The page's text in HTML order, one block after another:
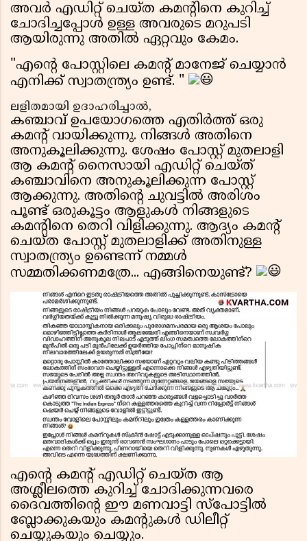
അവർ എഡിറ്റ്‌ ചെയ്ത കമന്റിനെ കുറിച്ച്
ചോദിച്ചപ്പോൾ ഉള്ള അവരുടെ മറുപടി
ആയിരുന്നു അതിൽ ഏറ്റവും കേമം.
"എന്റെ പോസ്റ്റിലെ കമന്റ് മാനേജ് ചെയ്യാൻ
എനിക്ക് സ്വാതന്ത്ര്യം ഉണ്ട്. "
ലളിതമായി ഉദാഹരിച്ചാൽ,
കഞ്ചാവ് ഉപയോഗത്തെ എതിർത്ത് ഒരു
കമന്റ് വായിക്കുന്നു. നിങ്ങൾ അതിനെ
അനുകൂലിക്കുന്നു. ശേഷം പോസ്റ്റ്‌ മുതലാളി
ആ കമന്റ് നൈസായി എഡിറ്റ്‌ ചെയ്ത്
കഞ്ചാവിനെ അനുകൂലിക്കുന്ന പോസ്റ്റ്‌
ആക്കുന്നു. അതിന്റെ ചുവട്ടിൽ അരിശം
പൂണ്ട് ഒരുകൂട്ടം ആളുകൾ നിങ്ങളുടെ
കമന്റിനെ തെറി വിളിക്കുന്നു. ആദ്യം കമന്റ്
ചെയ്ത പോസ്റ്റ്‌ മുതലാളിക്ക് അതിനുള്ള
സ്വാതന്ത്ര്യം ഉണ്ടെന്ന് നമ്മൾ
സമ്മതിക്കണമത്രേ... എങ്ങിനെയുണ്ട്?
എന്റെ കമന്റ് എഡിറ്റ്‌ ചെയ്ത ആ
അശ്ലീലത്തെ കുറിച്ച് ചോദിക്കുന്നവരെ
ദൈവത്തിന്റെ ഈ മണവാട്ടി സ്പോട്ടിൽ
ബ്ലോക്കുകയും കമന്റുകൾ ഡിലീറ്റ്
ചെയ്യുകയും ചെയ്യും.